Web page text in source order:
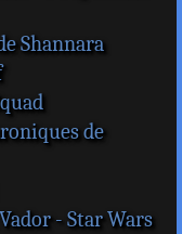
Shannara
de
- Star Wars